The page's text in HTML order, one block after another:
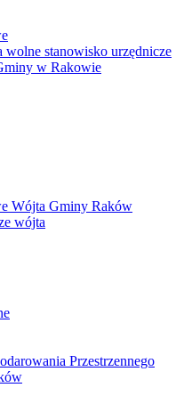
wolne stanowisko urzędnicze
w Rakowie
Wójta Gminy Raków
wójta
Przestrzennego